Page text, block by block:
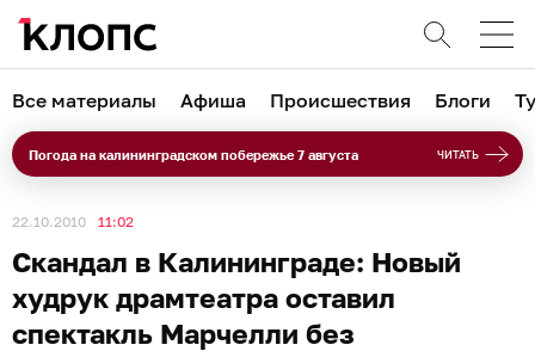
Все материалы Афиша Происшествия Блоги
Погода на калининградском побережье 7 августа ЧИТАТЬ
22.10.2010 11:02
Скандал в Калининграде: Новый
худрук драмтеатра оставил
спектакль Марчелли без